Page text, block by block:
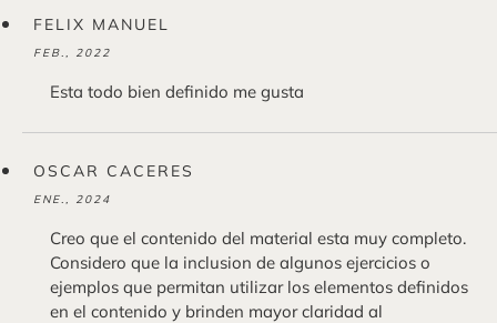
FELIX MANUEL
FEB., 2022
Esta todo bien definido me gusta
OSCAR CACERES
ENE., 2024
Creo que el contenido del material esta muy completo.
Considero que la inclusion de algunos ejercicios o
ejemplos que permitan utilizar los elementos definidos
en el contenido y brinden mayor claridad al